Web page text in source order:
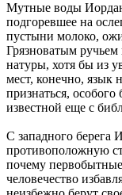
Мутные воды
подгоревшее на
пустыни молоко,
Грязноватым ручьем
натуры, хотя бы из
мест, конечно, язык
признаться, особого
известной еще с
С западного берега
противоположную
почему
человечество